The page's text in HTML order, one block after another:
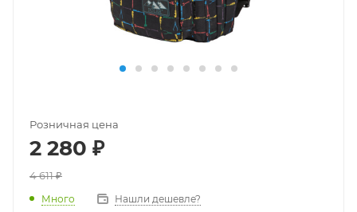
Розничная цена
2 280 ₽
4 611₽
Много Нашли дешевле?